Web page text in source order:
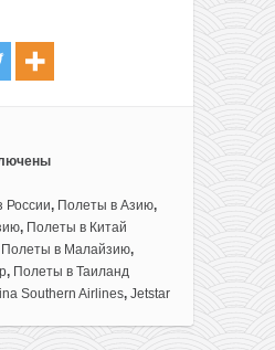
России, Полеты в Азию,
, Полеты в Китай
Полеты в Малайзию,
, Полеты в Таиланд
Southern Airlines, Jetstar